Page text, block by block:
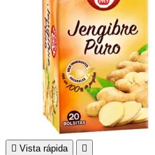
 Vista rápida 